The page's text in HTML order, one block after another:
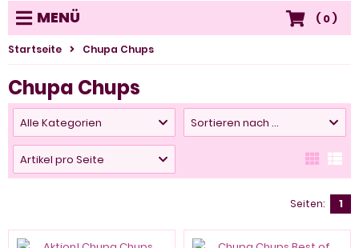
MENÜ ( 0)
Startseite Chupa Chups
Chupa Chups
Alle Kategorien Sortieren nach ...
Artikel pro Seite
Seiten: 1